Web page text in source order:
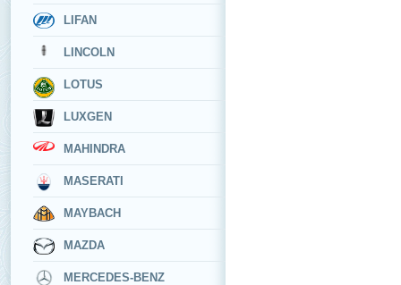
LIFAN
LINCOLN
LOTUS
LUXGEN
MAHINDRA
MASERATI
MAYBACH
MAZDA
MERCEDES-BENZ